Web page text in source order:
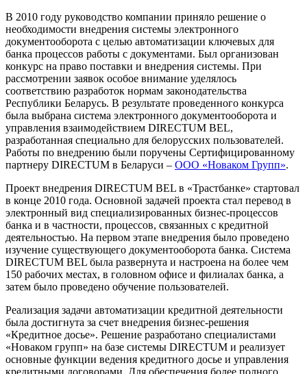
В 2010 году руководство компании приняло решение о
необходимости внедрения системы электронного
документооборота с целью автоматизации ключевых для
банка процессов работы с документами. Был организован
конкурс на право поставки и внедрения системы. При
рассмотрении заявок особое внимание уделялось
соответствию разработок нормам законодательства
Республики Беларусь. В результате проведенного конкурса
была выбрана система электронного документооборота и
управления взаимодействием DIRECTUM BEL,
разработанная специально для белорусских пользователей.
Работы по внедрению были поручены Сертифицированному
партнеру DIRECTUM в Беларуси – ООО «Новаком Групп».
Проект внедрения DIRECTUM BEL в «Трастбанке» стартовал
в конце 2010 года. Основной задачей проекта стал перевод в
электронный вид специализированных бизнес-процессов
банка и в частности, процессов, связанных с кредитной
деятельностью. На первом этапе внедрения было проведено
изучение существующего документооборота банка. Система
DIRECTUM BEL была развернута и настроена на более чем
150 рабочих местах, в головном офисе и филиалах банка, а
затем было проведено обучение пользователей.
Реализация задачи автоматизации кредитной деятельности
была достигнута за счет внедрения бизнес-решения
«Кредитное досье». Решение разработано специалистами
«Новаком групп» на базе системы DIRECTUM и реализует
основные функции ведения кредитного досье и управления
кредитными договорами. Для обеспечения более полного